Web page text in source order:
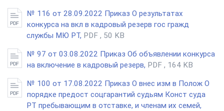
№ 116 от 28.09.2022 Приказ О результатах
конкурса на вкл в кадровый резерв гос гражд
службы МЮ РТ, PDF , 50 KB
№ 97 от 03.08.2022 Приказ Об объявлении конкурса
на включение в кадровый резерв, PDF , 164 KB
№ 100 от 17.08.2022 Приказ О внес изм в Полож О
порядке предост соцгарантий судьям Конст суда
РТ пребывающим в отставке, и членам их семей,